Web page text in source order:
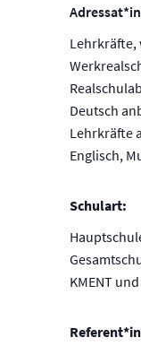
Lehrkräfte,
Deutsch
Lehrkräfte
Englisch,
Schulart:
KMENT und